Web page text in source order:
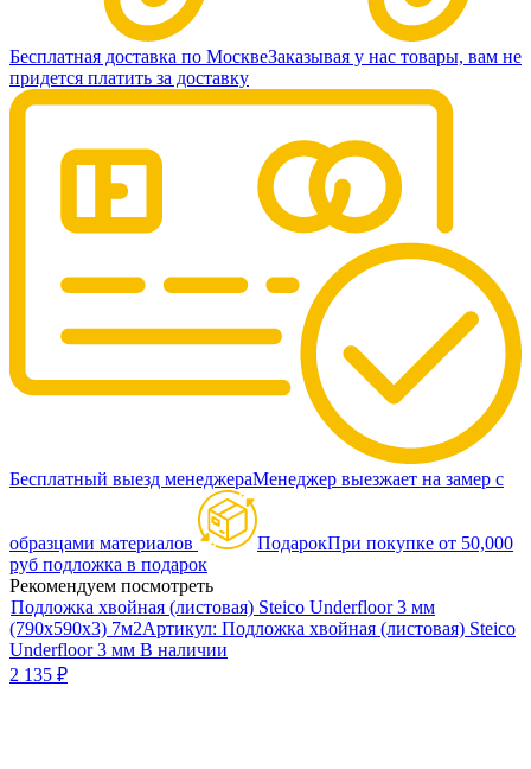
Бесплатная доставка по МосквеЗаказывая у нас товары, вам не
придется платить за доставку
Бесплатный выезд менеджераМенеджер выезжает на замер с
образцами материалов ПодарокПри покупке от 50,000
руб подложка в подарок
Рекомендуем посмотреть
Подложка хвойная (листовая) Steico Underfloor 3 мм
(790x590x3) 7м2Артикул: Подложка хвойная (листовая) Steico
Underfloor 3 мм В наличии
2 135 ₽